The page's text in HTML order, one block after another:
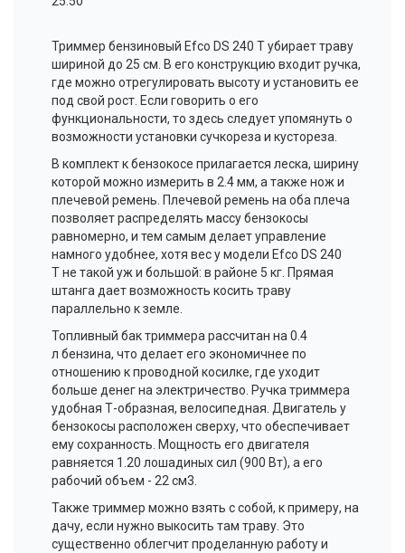
Триммер бензиновый Efco DS 240 T убирает траву
шириной до 25 см. В его конструкцию входит ручка,
где можно отрегулировать высоту и установить ее
под свой рост. Если говорить о его
функциональности, то здесь следует упомянуть о
возможности установки сучкореза и кустореза
В комплект кбензокосе прилагается леска, ширину
которой можно измерить в 2.4 мм, а также нож и
плечевой ремень. Плечевой ремень на оба плеча
позволяет распределять массубензокосы
равномерно, и тем самым делает управление
намного удобнее, хотя вес у модели Efco DS 240
T не такой уж и большой: в районе 5 кг. Прямая
штанга дает возможность косить траву
параллельно к земле.
Топливный бак триммера рассчитан на 0.4
л бензина, что делает его экономичнее по
отношению к проводной косилке, где уходит
больше денег на электричество. Ручка триммера
удобная Т-образная, велосипедная . Двигатель у
бензокосы расположен сверху, что обеспечивает
ему сохранность. Мощность его двигателя
равняется 1.20 лошадиных сил (900 Вт), а его
рабочий объем - 22 см3.
Также триммер можно взять с собой, к примеру, на
дачу, если нужно выкосить там траву. Это
существенно облегчит проделанную работу и